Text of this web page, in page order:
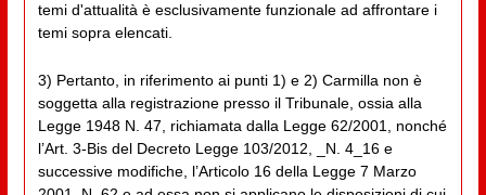
temi d'attualità è esclusivamente funzionale ad affrontare i
temi sopra elencati.
3) Pertanto, in riferimento ai punti 1) e 2) Carmilla non è
soggetta alla registrazione presso il Tribunale, ossia alla
Legge 1948 N. 47, richiamata dalla Legge 62/2001, nonché
l’Art. 3-Bis del Decreto Legge 103/2012, _N. 4_16 e
successive modifiche, l’Articolo 16 della Legge 7 Marzo